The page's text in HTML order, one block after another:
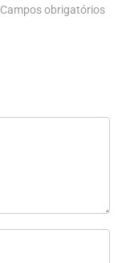
Campos obrigatórios